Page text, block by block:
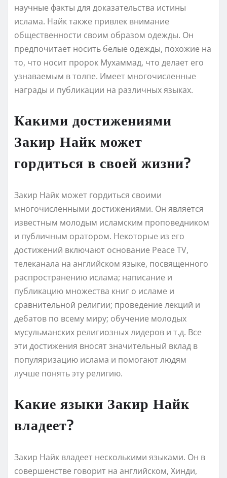
научные факты для доказательства истины
ислама. Найк также привлек внимание
общественности своим образом одежды. Он
предпочитает носить белые одежды, похожие на
то, что носит пророк Мухаммад, что делает его
узнаваемым в толпе. Имеет многочисленные
награды и публикации на различных языках.
Какими достижениями
Закир Найк может
гордиться в своей жизни?
Закир Найк может гордиться своими
многочисленными достижениями. Он является
известным молодым исламским проповедником
и публичным оратором. Некоторые из его
достижений включают основание Peace TV,
телеканала на английском языке, посвященного
распространению ислама; написание и
публикацию множества книг о исламе и
сравнительной религии; проведение лекций и
дебатов по всему миру; обучение молодых
мусульманских религиозных лидеров и т.д. Все
эти достижения вносят значительный вклад в
популяризацию ислама и помогают людям
лучше понять эту религию.
Какие языки Закир Найк
владеет?
Закир Найк владеет несколькими языками. Он в
совершенстве говорит на английском, Хинди,